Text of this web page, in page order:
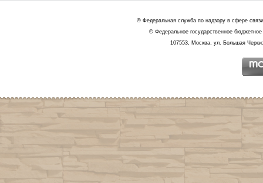
© Федеральная служба по надзору в сфере
© Федеральное государственное
107553, Москва, ул. Большая